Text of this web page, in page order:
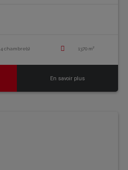
4 chambre(s) 1370 m²
En savoir plus